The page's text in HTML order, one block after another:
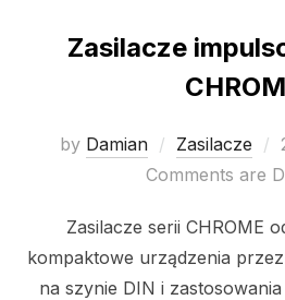
Zasilacze
by Damian Zasilacze
Comments are
Zasilacze serii CHROME
kompaktowe urządzenia
na szynie DIN i